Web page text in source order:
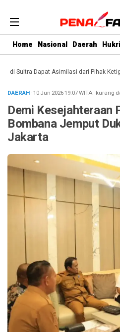
Home Nasional Daerah
Dapat Asimilasi dari Pihak Ketiga,
DAERAH· 10 Jun 202619:07WITA· kurang
Demi Kesejahteraan
Bombana Jemput
Jakarta